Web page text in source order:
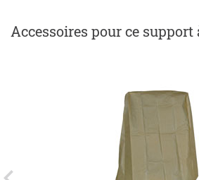
Accessoires pour ce support